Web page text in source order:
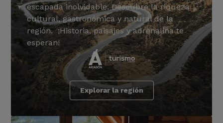
escapada inolvidable. Descubre la riqueza
cultural, gastronómica y natural de la
región. ¡Historia, paisajes y adrenalina te
esperan!
Explorar la región